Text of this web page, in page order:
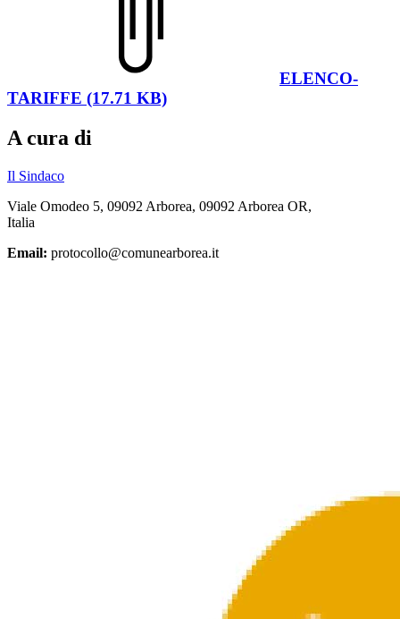
ELENCO-
TARIFFE (17.71 KB)
A cura di
Il Sindaco
Viale Omodeo 5, 09092 Arborea, 09092 Arborea OR,
Italia
Email: protocollo@comunearborea.it